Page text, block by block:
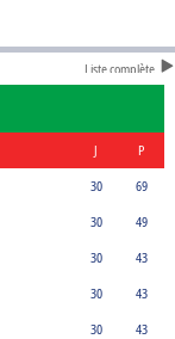
Liste complète
J
P
30
69
30
49
30
43
30
43
30
43